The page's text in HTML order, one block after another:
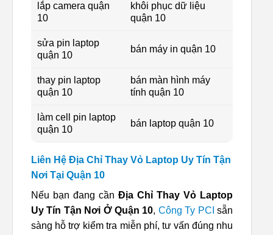
lắp camera quận
10
khôi phục dữ liệu
quận 10
sửa pin laptop
quận 10
bán máy in quận 10
thay pin laptop
quận 10
bán màn hình máy
tính quận 10
làm cell pin laptop
quận 10
bán laptop quận 10
Liên Hệ Địa Chỉ Thay Vỏ Laptop Uy Tín Tận
Nơi Tại Quận 10
Nếu bạn đang cần Địa Chỉ Thay Vỏ Laptop
Uy Tín Tận Nơi Ở Quận 10, Công Ty PCI sẵn
sàng hỗ trợ kiểm tra miễn phí, tư vấn đúng nhu